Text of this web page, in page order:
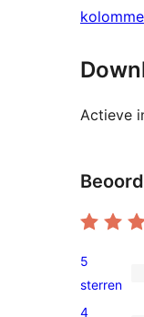
Actieve
1
5
5
sterren
4